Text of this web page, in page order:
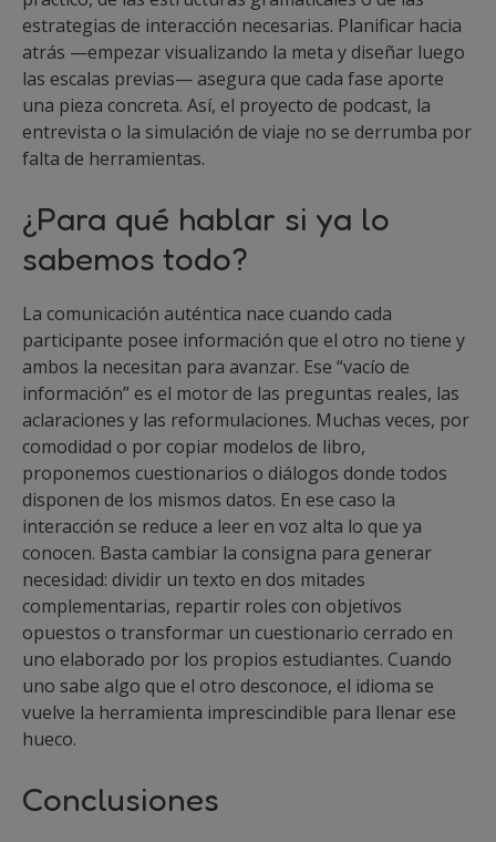
estrategias de interacción necesarias. Planificar hacia
atrás —empezar visualizando la meta y diseñar luego
las escalas previas— asegura que cada fase aporte
una pieza concreta. Así, el proyecto de podcast, la
entrevista o la simulación de viaje no se derrumba por
falta de herramientas.
¿Para qué hablar si ya lo
sabemos todo?
La comunicación auténtica nace cuando cada
participante posee información que el otro no tiene y
ambos la necesitan para avanzar. Ese “vacío de
información” es el motor de las preguntas reales, las
aclaraciones y las reformulaciones. Muchas veces, por
comodidad o por copiar modelos de libro,
proponemos cuestionarios o diálogos donde todos
disponen de los mismos datos. En ese caso la
interacción se reduce a leer en voz alta lo que ya
conocen. Basta cambiar la consigna para generar
necesidad: dividir un texto en dos mitades
complementarias, repartir roles con objetivos
opuestos o transformar un cuestionario cerrado en
uno elaborado por los propios estudiantes. Cuando
uno sabe algo que el otro desconoce, el idioma se
vuelve la herramienta imprescindible para llenar ese
hueco.
Conclusiones